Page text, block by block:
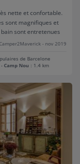
nette et confortable.
sont magnifiques et
sont entretenues
- nov 2019
de Barcelone
- Camp Nou : 1.4 km